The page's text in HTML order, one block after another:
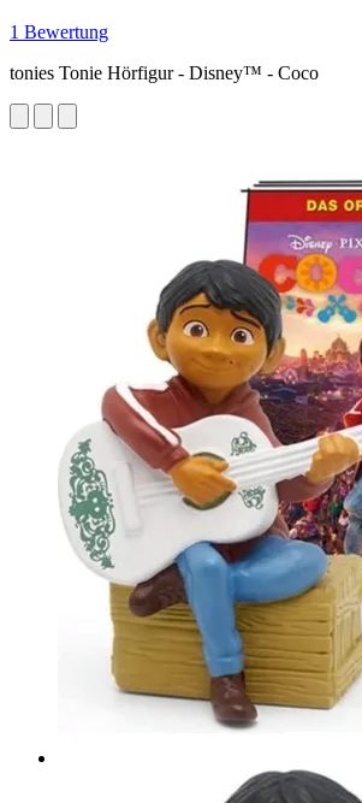
1 Bewertung
tonies Tonie Hörfigur - Disney™ - Coco